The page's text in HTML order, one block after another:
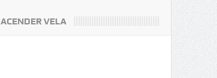
ACENDER VELA